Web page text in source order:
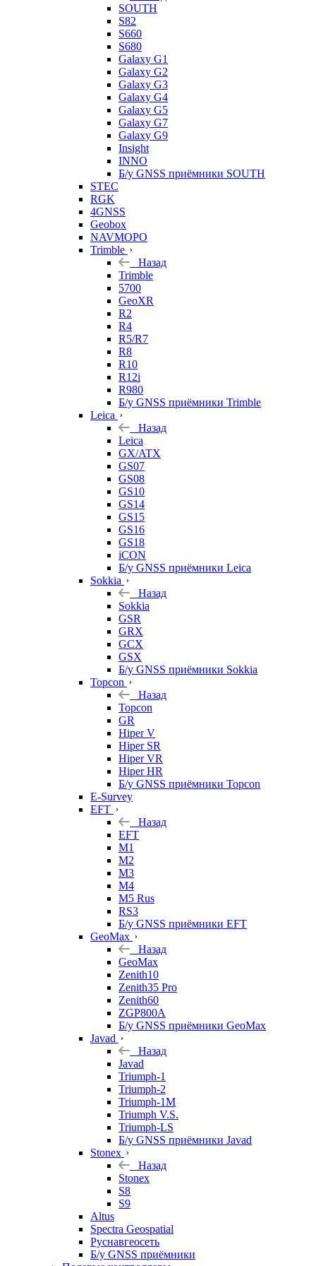
SOUTH
S82
S660
S680
Galaxy G1
Galaxy G2
Galaxy G3
Galaxy G4
Galaxy G5
Galaxy G7
Galaxy G9
Insight
INNO
Б/у GNSS приёмники SOUTH
STEC
RGK
4GNSS
Geobox
NAVMOPO
Trimble
Назад
Trimble
5700
GeoXR
R2
R4
R5/R7
R8
R10
R12i
R980
Б/у GNSS приёмники Trimble
Leica
Назад
Leica
GX/ATX
GS07
GS08
GS10
GS14
GS15
GS16
GS18
iCON
Б/у GNSS приёмники Leica
Sokkia
Назад
Sokkia
GSR
GRX
GCX
GSX
Б/у GNSS приёмники Sokkia
Topcon
Назад
Topcon
GR
Hiper V
Hiper SR
Hiper VR
Hiper HR
Б/у GNSS приёмники Topcon
E-Survey
EFT
Назад
EFT
M1
M2
M3
M4
M5 Rus
RS3
Б/у GNSS приёмники EFT
GeoMax
Назад
GeoMax
Zenith10
Zenith35 Pro
Zenith60
ZGP800A
Б/у GNSS приёмники GeoMax
Javad
Назад
Javad
Triumph-1
Triumph-2
Triumph-1M
Triumph V.S.
Triumph-LS
Б/у GNSS приёмники Javad
Stonex
Назад
Stonex
S8
S9
Altus
Spectra Geospatial
Руснавгеосеть
Б/у GNSS приёмники